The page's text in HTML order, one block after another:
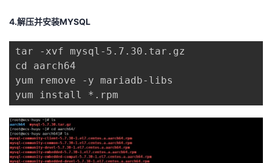
4.解压并安装MYSQL
tar -xvf mysql-5.7.30.tar.gz
cd aarch64
yum remove -y mariadb-libs
yum install *.rpm